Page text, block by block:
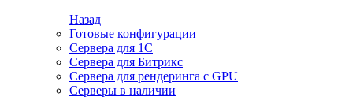
Назад
Готовые конфигурации
Сервера для 1С
Сервера для Битрикс
Сервера для рендеринга с GPU
Серверы в наличии